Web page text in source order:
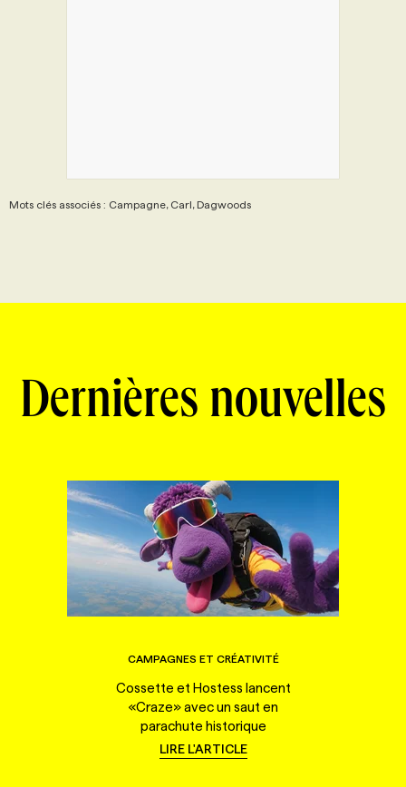
Mots clés associés : Campagne, Carl, Dagwoods
Dernières nouvelles
CAMPAGNES ET CRÉATIVITÉ
Cossette et Hostess lancent
«Craze» avec un saut en
parachute historique
LIRE L'ARTICLE